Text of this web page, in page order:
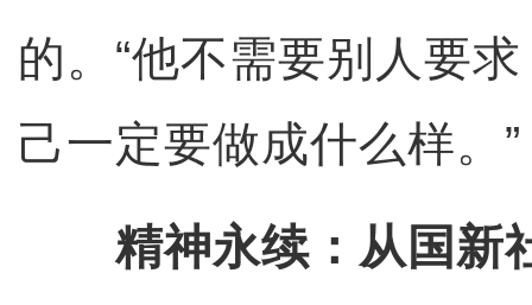
的。“他不需要别人要
己一定要做成什么样。”
精神永续：从国新